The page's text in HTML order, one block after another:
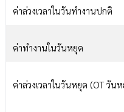
ค่าล่วงเวลาในวันทำงานปกติ
ค่าทำงานในวันหยุด
ค่าล่วงเวลาในวันหยุด (OT วัน